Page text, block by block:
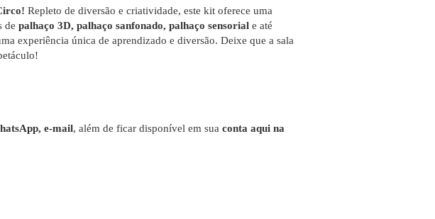
Repleto de diversão e criatividade, este kit oferece uma
de palhaço 3D, palhaço sanfonado, palhaço sensorial e até
experiência única de aprendizado e diversão. Deixe que a sala
e-mail, além de ficar disponível em sua conta aqui na